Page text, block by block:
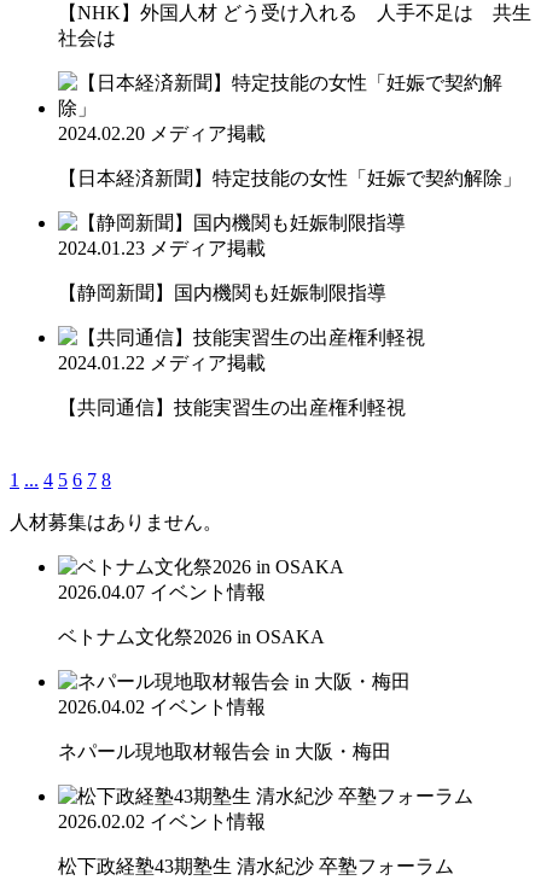
【NHK】外国人材 どう受け入れる 人手不足は 共生
社会は
2024.02.20 メディア掲載
【日本経済新聞】特定技能の女性「妊娠で契約解除」
2024.01.23 メディア掲載
【静岡新聞】国内機関も妊娠制限指導
2024.01.22 メディア掲載
【共同通信】技能実習生の出産権利軽視
1 ... 4 5 6 7 8
人材募集はありません。
2026.04.07 イベント情報
ベトナム文化祭2026 in OSAKA
2026.04.02 イベント情報
ネパール現地取材報告会 in 大阪・梅田
2026.02.02 イベント情報
松下政経塾43期塾生 清水紀沙 卒塾フォーラム